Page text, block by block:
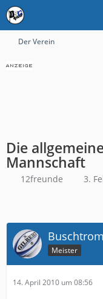
Der Verein
Die
Mannschaft
12freunde 3.
Meister
14. April 2010 um 08:56